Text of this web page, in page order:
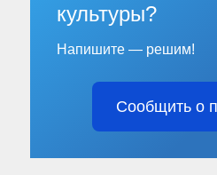
культуры?
Напишите — решим!
Сообщить о